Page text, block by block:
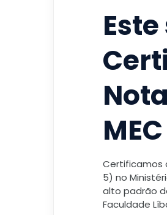
MEC
Certificamos
5) no
alto padrão
Faculdade